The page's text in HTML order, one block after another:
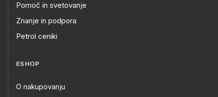
Pomoč in svetovanje
Znanje in podpora
Petrol ceniki
ESHOP
O nakupovanju